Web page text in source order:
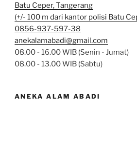
Batu Ceper, Tangerang
(+/- 100 m dari kantor polisi Batu
0856-937-597-38
anekalamabadi@gmail.com
08.00 - 16.00 WIB (Senin - Jumat)
08.00 - 13.00 WIB (Sabtu)
ANEKA ALAM ABADI